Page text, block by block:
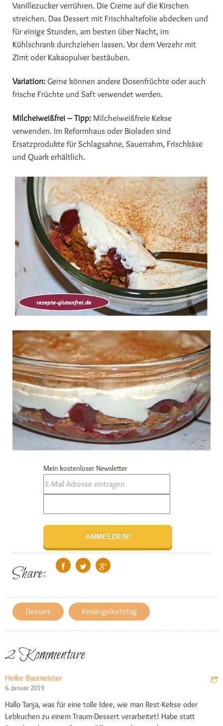
Vanillezucker verrühren. Die Creme auf die Kirschen
streichen. Das Dessert mit Frischhaltefolie abdecken und
für einige Stunden, am besten über Nacht, im
Kühlschrank durchziehen lassen. Vor dem Verzehr mit
Zimt oder Kakaopulver bestäuben.
Variation: Gerne können andere Dosenfrüchte oder auch
frische Früchte und Saft verwendet werden.
Milcheiweißfrei – Tipp: Milcheiweißfreie Kekse
verwenden. Im Reformhaus oder Bioladen sind
Ersatzprodukte für Schlagsahne, Sauerrahm, Frischkäse
und Quark erhältlich.
Mein kostenloser Newsletter
Share:
Dessert Kindergeburtstag
2 Kommentare
Heike Baumeister
6. Januar 2019
Hallo Tanja, was für eine tolle Idee, wie man Rest-Kekse oder
Lebkuchen zu einem Traum-Dessert verarbeitet! Habe statt